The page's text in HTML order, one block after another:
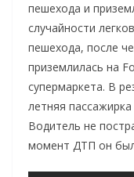
пешехода и
случайности
пешехода, после
приземлилась на
супермаркета. В
летняя
Водитель не
момент ДТП он